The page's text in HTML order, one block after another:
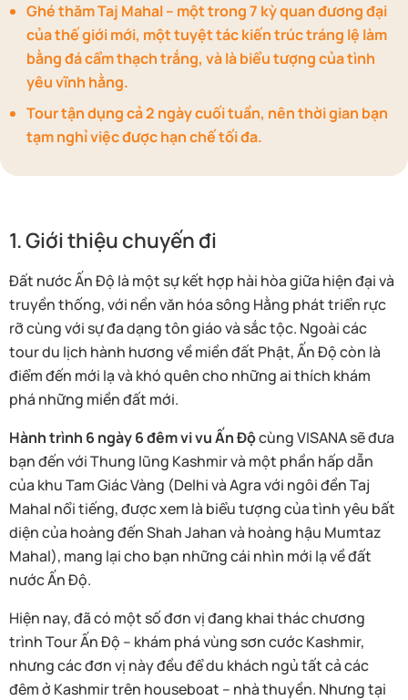
Ghé thăm Taj Mahal – một trong 7 kỳ quan đương đại
của thế giới mới, một tuyệt tác kiến trúc tráng lệ làm
bằng đá cẩm thạch trắng, và là biểu tượng của tình
yêu vĩnh hằng.
Tour tận dụng cả 2 ngày cuối tuần, nên thời gian bạn
tạm nghỉ việc được hạn chế tối đa.
1. Giới thiệu chuyến đi
Đất nước Ấn Độ là một sự kết hợp hài hòa giữa hiện đại và
truyền thống, với nền văn hóa sông Hằng phát triển rực
rỡ cùng với sự đa dạng tôn giáo và sắc tộc. Ngoài các
tour du lịch hành hương về miền đất Phật, Ấn Độ còn là
điểm đến mới lạ và khó quên cho những ai thích khám
phá những miền đất mới.
Hành trình 6 ngày 6 đêm vi vu Ấn Độcùng VISANA sẽ đưa
bạn đến với Thung lũng Kashmir và một phần hấp dẫn
của khu Tam Giác Vàng (Delhi và Agra với ngôi đền Taj
Mahal nổi tiếng, được xem là biểu tượng của tình yêu bất
diện của hoàng đến Shah Jahan và hoàng hậu Mumtaz
Mahal), mang lại cho bạn những cái nhìn mới lạ về đất
nước Ấn Độ.
Hiện nay, đã có một số đơn vị đang khai thác chương
trình Tour Ấn Độ – khám phá vùng sơn cước Kashmir,
nhưng các đơn vị này đều để du khách ngủ tất cả các
đêm ở Kashmir trên houseboat – nhà thuyền. Nhưng tại